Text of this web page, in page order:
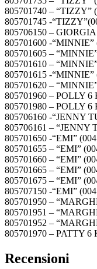
805701740 – “TIZZY”
805701745 -
805706150 –
805701600 -
805701605 –
805701610 –
805701615 -
805701620 –
805701960 – POLLY
805701980 – POLLY
805706160 -“JENNY
805706161 – “JENNY
805701650 -“EMI”
805701655 – “EMI”
805701660 – “EMI”
805701665 – “EMI”
805701675 – “EMI”
805707150 -“EMI”
805701950 –
805701951 –
805701952 –
805701970 – PATTY
Recensioni